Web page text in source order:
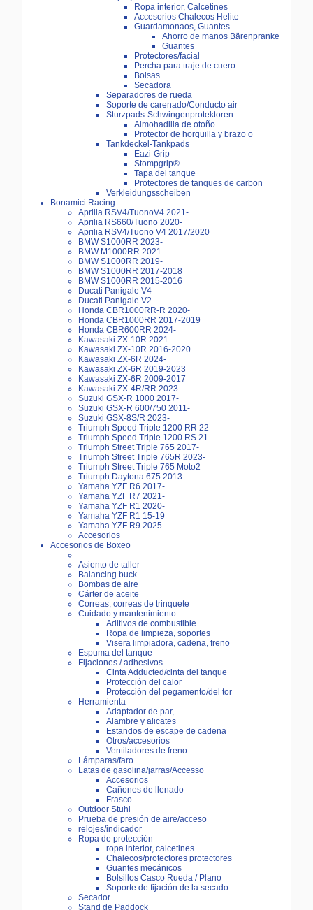
Ropa interior, Calcetines
Accesorios Chalecos Helite
Guardamonaos, Guantes
Ahorro de manos Bärenpranke
Guantes
Protectores/facial
Percha para traje de cuero
Bolsas
Secadora
Separadores de rueda
Soporte de carenado/Conducto air
Sturzpads-Schwingenprotektoren
Almohadilla de otoño
Protector de horquilla y brazo o
Tankdeckel-Tankpads
Eazi-Grip
Stompgrip®
Tapa del tanque
Protectores de tanques de carbon
Verkleidungsscheiben
Bonamici Racing
Aprilia RSV4/TuonoV4 2021-
Aprilia RS660/Tuono 2020-
Aprilia RSV4/Tuono V4 2017/2020
BMW S1000RR 2023-
BMW M1000RR 2021-
BMW S1000RR 2019-
BMW S1000RR 2017-2018
BMW S1000RR 2015-2016
Ducati Panigale V4
Ducati Panigale V2
Honda CBR1000RR-R 2020-
Honda CBR1000RR 2017-2019
Honda CBR600RR 2024-
Kawasaki ZX-10R 2021-
Kawasaki ZX-10R 2016-2020
Kawasaki ZX-6R 2024-
Kawasaki ZX-6R 2019-2023
Kawasaki ZX-6R 2009-2017
Kawasaki ZX-4R/RR 2023-
Suzuki GSX-R 1000 2017-
Suzuki GSX-R 600/750 2011-
Suzuki GSX-8S/R 2023-
Triumph Speed Triple 1200 RR 22-
Triumph Speed Triple 1200 RS 21-
Triumph Street Triple 765 2017-
Triumph Street Triple 765R 2023-
Triumph Street Triple 765 Moto2
Triumph Daytona 675 2013-
Yamaha YZF R6 2017-
Yamaha YZF R7 2021-
Yamaha YZF R1 2020-
Yamaha YZF R1 15-19
Yamaha YZF R9 2025
Accesorios
Accesorios de Boxeo
Asiento de taller
Balancing buck
Bombas de aire
Cárter de aceite
Correas, correas de trinquete
Cuidado y mantenimiento
Aditivos de combustible
Ropa de limpieza, soportes
Visera limpiadora, cadena, freno
Espuma del tanque
Fijaciones / adhesivos
Cinta Adducted/cinta del tanque
Protección del calor
Protección del pegamento/del tor
Herramienta
Adaptador de par,
Alambre y alicates
Estandos de escape de cadena
Otros/accesorios
Ventiladores de freno
Lámparas/faro
Latas de gasolina/jarras/Accesso
Accesorios
Cañones de llenado
Frasco
Outdoor Stuhl
Prueba de presión de aire/acceso
relojes/indicador
Ropa de protección
ropa interior, calcetines
Chalecos/protectores protectores
Guantes mecánicos
Bolsillos Casco Rueda / Plano
Soporte de fijación de la secado
Secador
Stand de Paddock